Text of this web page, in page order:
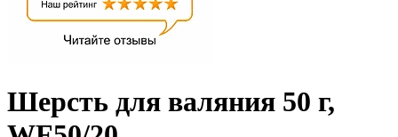
Шерсть для валяния 50 г,